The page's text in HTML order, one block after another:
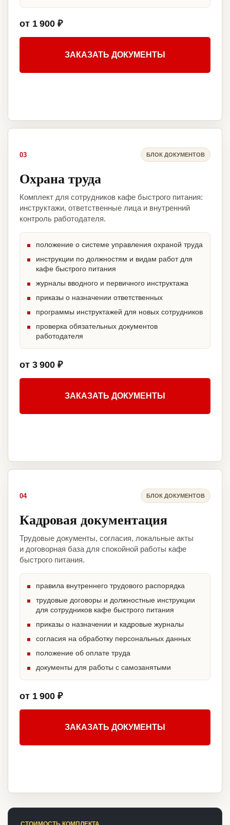
от 1 900 ₽
ЗАКАЗАТЬ ДОКУМЕНТЫ
03 БЛОК ДОКУМЕНТОВ
Охрана труда
Комплект для сотрудников кафе быстрого питания:
инструктажи, ответственные лица и внутренний
контроль работодателя.
положение о системе управления охраной труда
инструкции по должностям и видам работ для
кафе быстрого питания
журналы вводного и первичного инструктажа
приказы о назначении ответственных
программы инструктажей для новых сотрудников
проверка обязательных документов
работодателя
от 3 900 ₽
ЗАКАЗАТЬ ДОКУМЕНТЫ
04 БЛОК ДОКУМЕНТОВ
Кадровая документация
Трудовые документы, согласия, локальные акты
и договорная база для спокойной работы кафе
быстрого питания.
правила внутреннего трудового распорядка
трудовые договоры и должностные инструкции
для сотрудников кафе быстрого питания
приказы о назначении и кадровые журналы
согласия на обработку персональных данных
положение об оплате труда
документы для работы с самозанятыми
от 1 900 ₽
ЗАКАЗАТЬ ДОКУМЕНТЫ